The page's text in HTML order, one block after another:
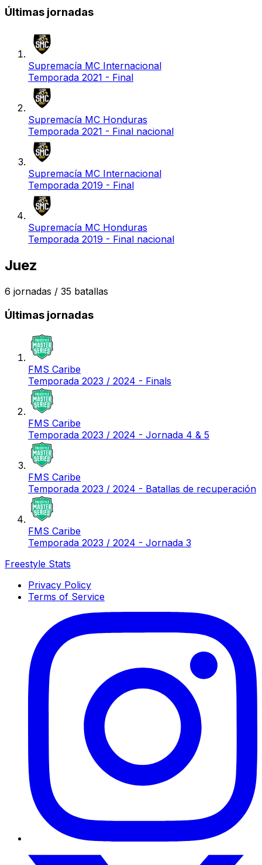
Últimas jornadas
Supremacía MC Internacional
Temporada 2021 - Final
Supremacía MC Honduras
Temporada 2021 - Final nacional
Supremacía MC Internacional
Temporada 2019 - Final
Supremacía MC Honduras
Temporada 2019 - Final nacional
Juez
6 jornadas / 35 batallas
Últimas jornadas
FMS Caribe
Temporada 2023 / 2024 - Finals
FMS Caribe
Temporada 2023 / 2024 - Jornada 4 & 5
FMS Caribe
Temporada 2023 / 2024 - Batallas de recuperación
FMS Caribe
Temporada 2023 / 2024 - Jornada 3
Freestyle Stats
Privacy Policy
Terms of Service